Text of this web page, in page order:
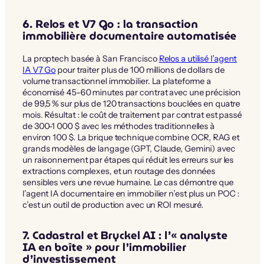
6. Relos et V7 Go : la transaction
immobilière documentaire automatisée
La proptech basée à San Francisco Relos a utilisé l’agent
IA V7 Go pour traiter plus de 100 millions de dollars de
volume transactionnel immobilier. La plateforme a
économisé 45-60 minutes par contrat avec une précision
de 99,5 % sur plus de 120 transactions bouclées en quatre
mois. Résultat : le coût de traitement par contrat est passé
de 300-1 000 $ avec les méthodes traditionnelles à
environ 100 $. La brique technique combine OCR, RAG et
grands modèles de langage (GPT, Claude, Gemini) avec
un raisonnement par étapes qui réduit les erreurs sur les
extractions complexes, et un routage des données
sensibles vers une revue humaine. Le cas démontre que
l’agent IA documentaire en immobilier n’est plus un POC :
c’est un outil de production avec un ROI mesuré.
7. Cadastral et Bryckel AI : l’« analyste
IA en boîte » pour l’immobilier
d’investissement